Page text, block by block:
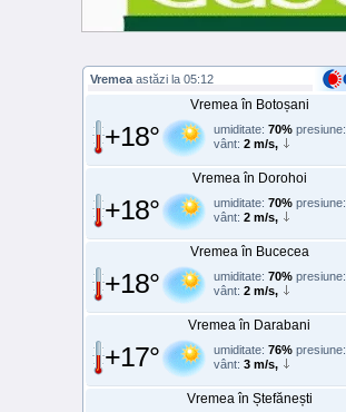
Vremea astăzi la 05:12
Vremea în Botoșani
+18° umiditate: 70% presiune:
vânt: 2 m/s,
Vremea în Dorohoi
+18° umiditate: 70% presiune:
vânt: 2 m/s,
Vremea în Bucecea
+18° umiditate: 70% presiune:
vânt: 2 m/s,
Vremea în Darabani
+17° umiditate: 76% presiune:
vânt: 3 m/s,
Vremea în Ștefănești